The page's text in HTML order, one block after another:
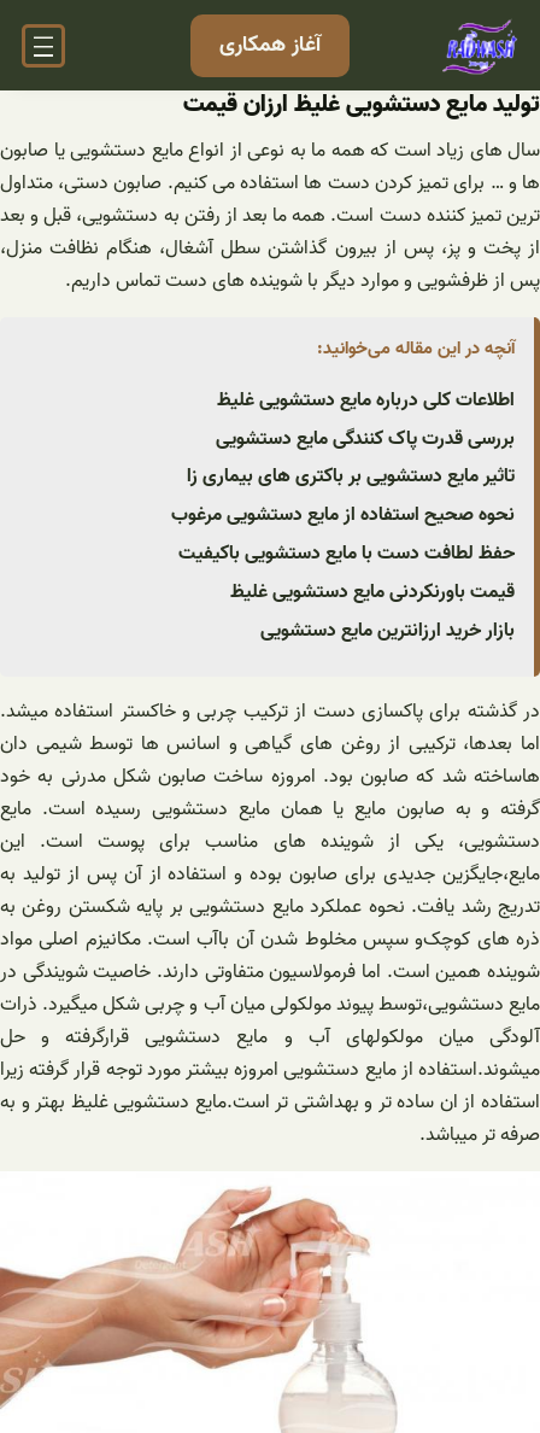
رفتن
آغاز همکاری
تولید مایع دستشویی غلیظ ارزان قیمت
سال های زیاد است که همه ما به نوعی از انواع مایع دستشویی یا صابون
ها و … برای تمیز کردن دست ها استفاده می کنیم. صابون دستی، متداول
ترین تمیز کننده دست است. همه ما بعد از رفتن به دستشویی، قبل و بعد
از پخت و پز، پس از بیرون گذاشتن سطل آشغال، هنگام نظافت منزل،
پس از ظرفشویی و موارد دیگر با شوینده های دست تماس داریم.
آنچه در این مقاله می‌خوانید:
اطلاعات کلی درباره مایع دستشویی غلیظ
بررسی قدرت پاک کنندگی مایع دستشویی
تاثیر مایع دستشویی بر باکتری ‌های بیماری زا
نحوه صحیح استفاده از مایع دستشویی مرغوب
حفظ لطافت دست با مایع دستشویی باکیفیت
قیمت باورنکردنی مایع دستشویی غلیظ
بازار خرید ارزانترین مایع دستشویی
در گذشته برای پاکسازی دست از ترکیب چربی و خاکستر استفاده میشد.
اما بعدها، ترکیبی از روغن های گیاهی و اسانس ها توسط شیمی دان
هاساخته شد که صابون بود. امروزه ساخت صابون شکل مدرنی به خود
گرفته و به صابون مایع یا همان مایع دستشویی رسیده است. مایع
دستشویی، یکی از شوینده های مناسب برای پوست است. این
مایع،جایگزین جدیدی برای صابون بوده و استفاده از آن پس از تولید به
تدریج رشد یافت. نحوه عملکرد مایع دستشویی بر پایه شکستن روغن به
ذره های کوچک‌و سپس مخلوط شدن آن باآب است. مکانیزم اصلی مواد
شوینده همین است‌. اما فرمولاسیون متفاوتی دارند. خاصیت شویندگی در
مایع دستشویی،توسط پیوند مولکولی میان آب و چربی شکل میگیرد‌. ذرات
آلودگی میان مولکولهای آب و مایع دستشویی قرارگرفته و حل
میشوند.استفاده از مایع دستشویی امروزه بیشتر مورد توجه قرار گرفته زیرا
استفاده از ان ساده تر و بهداشتی تر است.مایع دستشویی غلیظ بهتر و به
صرفه تر میباشد.